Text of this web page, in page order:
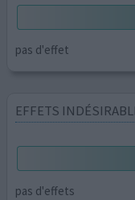
pas d'effet
EFFETS
pas d'effets